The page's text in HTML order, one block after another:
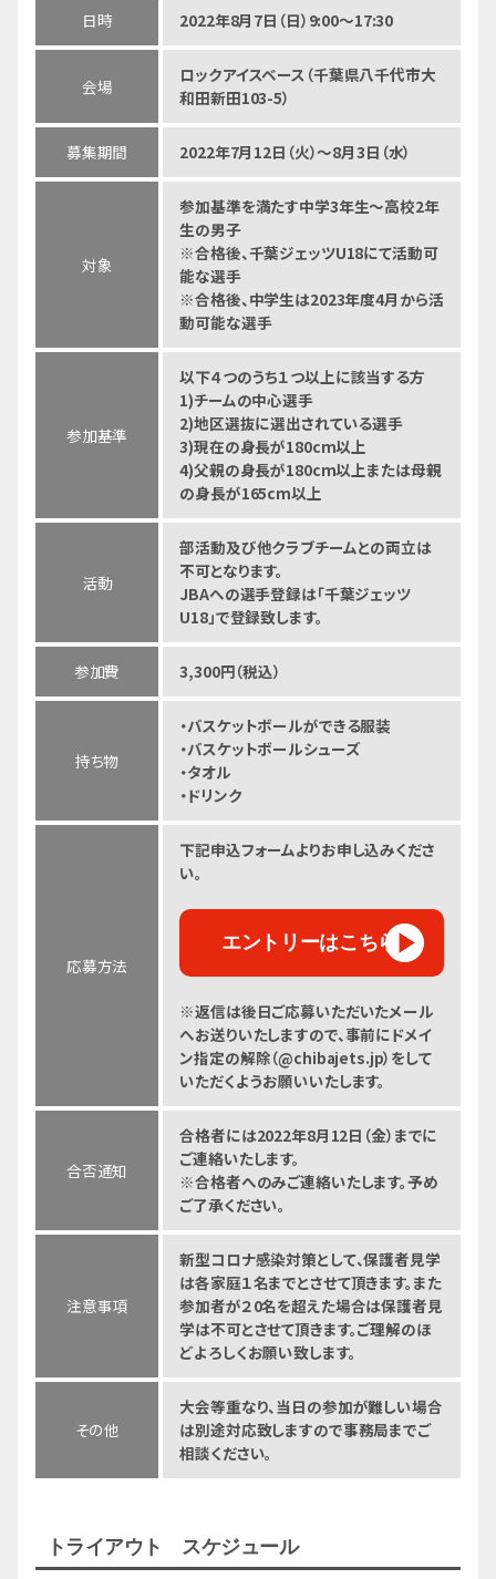
日時 2022年8月7日（日）9:00～17:30
会場
ロックアイスベース（千葉県八千代市大
和田新田103-5）
募集期間 2022年7月12日（火）～8月3日（水）
対象
参加基準を満たす中学3年生～高校2年
生の男子
※合格後、千葉ジェッツU18にて活動可
能な選手
※合格後、中学生は2023年度4月から活
動可能な選手
参加基準
以下４つのうち１つ以上に該当する方
1)チームの中心選手
2)地区選抜に選出されている選手
3)現在の身長が180cm以上
4)父親の身長が180cm以上または母親
の身長が165cm以上
活動
部活動及び他クラブチームとの両立は
不可となります。
JBAへの選手登録は「千葉ジェッツ
U18」で登録致します。
参加費 3,300円（税込）
持ち物
・バスケットボールができる服装
・バスケットボールシューズ
・タオル
・ドリンク
応募方法
下記申込フォームよりお申し込みくださ
い。
エントリーはこちら
※返信は後日ご応募いただいたメール
へお送りいたしますので、事前にドメイ
ン指定の解除（@chibajets.jp）をして
いただくようお願いいたします。
合否通知
合格者には2022年8月12日（金）までに
ご連絡いたします。
※合格者へのみご連絡いたします。予め
ご了承ください。
注意事項
新型コロナ感染対策として、保護者見学
は各家庭１名までとさせて頂きます。また
参加者が２0名を超えた場合は保護者見
学は不可とさせて頂きます。ご理解のほ
どよろしくお願い致します。
その他
大会等重なり、当日の参加が難しい場合
は別途対応致しますので事務局までご
相談ください。
トライアウト スケジュール